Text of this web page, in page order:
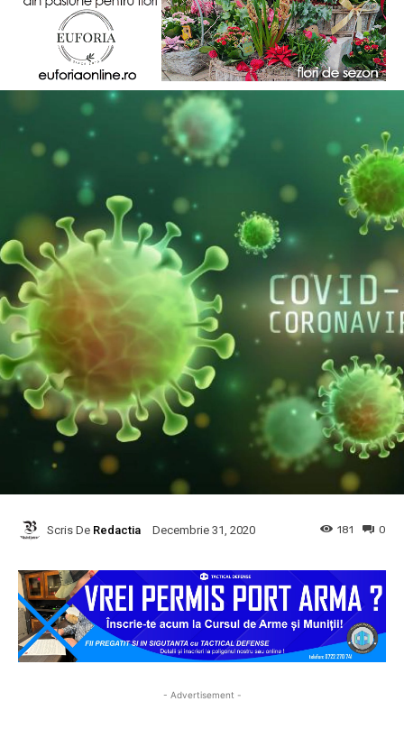
Scris De Redactia Decembrie 31, 2020 0
181
- Advertisement -